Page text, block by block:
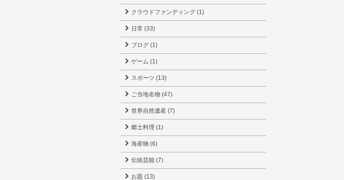
クラウドファンディング (1)
日常 (33)
ブログ (1)
ゲーム (1)
スポーツ (13)
ご当地名物 (47)
世界自然遺産 (7)
郷土料理 (1)
海産物 (6)
伝統芸能 (7)
お題 (13)